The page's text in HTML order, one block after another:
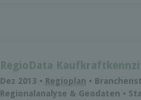
RegioData
Dez 2013 • Regioplan •
Regionalanalyse & Geodaten •